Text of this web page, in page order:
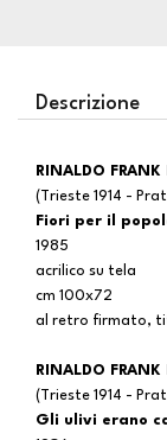
Descrizione
RINALDO
(Trieste 1914 -
Fiori per il
1985
acrilico su tela
cm 100x72
al retro firmato,
RINALDO FRANK
(Trieste 1914 -
Gli ulivi erano